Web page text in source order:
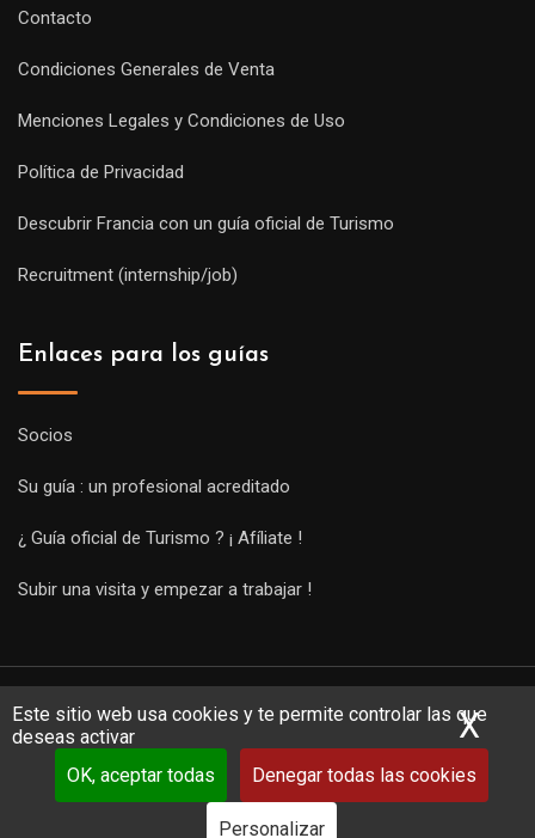
Este sitio web usa cookies y te permite controlar las que
deseas activar
OK, aceptar todas
Denegar todas las cookies
Personalizar
X
Contacto
Condiciones Generales de Venta
Menciones Legales y Condiciones de Uso
Política de Privacidad
Descubrir Francia con un guía oficial de Turismo
Recruitment (internship/job)
Enlaces para los guías
Socios
Su guía : un profesional acreditado
¿ Guía oficial de Turismo ? ¡ Afíliate !
Subir una visita y empezar a trabajar !
Copyright Guides 2021. Tous droits réservés.
Développement
web sur mesurepar iSoluce